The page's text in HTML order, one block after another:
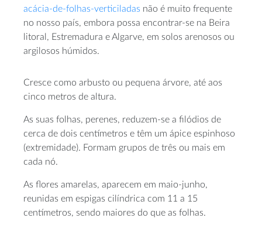
acácia-de-folhas-verticiladas não é muito frequente
no nosso país, embora possa encontrar-se na Beira
litoral, Estremadura e Algarve, em solos arenosos ou
argilosos húmidos.
Cresce como arbusto ou pequena árvore, até aos
cinco metros de altura.
As suas folhas, perenes, reduzem-se a filódios de
cerca de dois centímetros e têm um ápice espinhoso
(extremidade). Formam grupos de três ou mais em
cada nó.
As flores amarelas, aparecem em maio-junho,
reunidas em espigas cilíndrica com 11 a 15
centímetros, sendo maiores do que as folhas.